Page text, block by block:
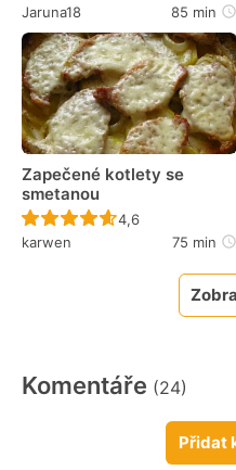
Jaruna18
85 min
Zapečené kotlety se
smetanou
Recept ještě
4,6
karwen
75 min
Komentáře (24)
Přidat